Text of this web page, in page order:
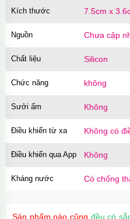
Kích thước 7.5cm x
Nguồn Chưa cập
Chất liệu Silicon
Chức năng không
Sưởi ấm Không
Điều khiển từ xa Không có
Điều khiển qua App Không
Kháng nước Có chống
Sản phẩm nào cũng đều có